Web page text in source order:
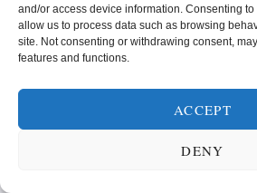
and/or access device information. Consenting to
allow us to process data such as browsing
site. Not consenting or withdrawing consent,
features and functions.
ACCEPT
DENY
2020 OPPSKRIFTSPARADISET -